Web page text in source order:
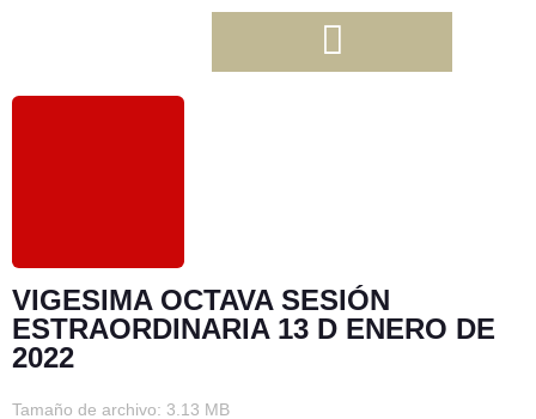
VIGESIMA OCTAVA SESIÓN
ESTRAORDINARIA 13 D ENERO DE
2022
Tamaño de archivo: 3.13 MB